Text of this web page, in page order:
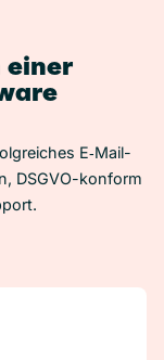
einer
E‑Mail-
DSGVO-konform